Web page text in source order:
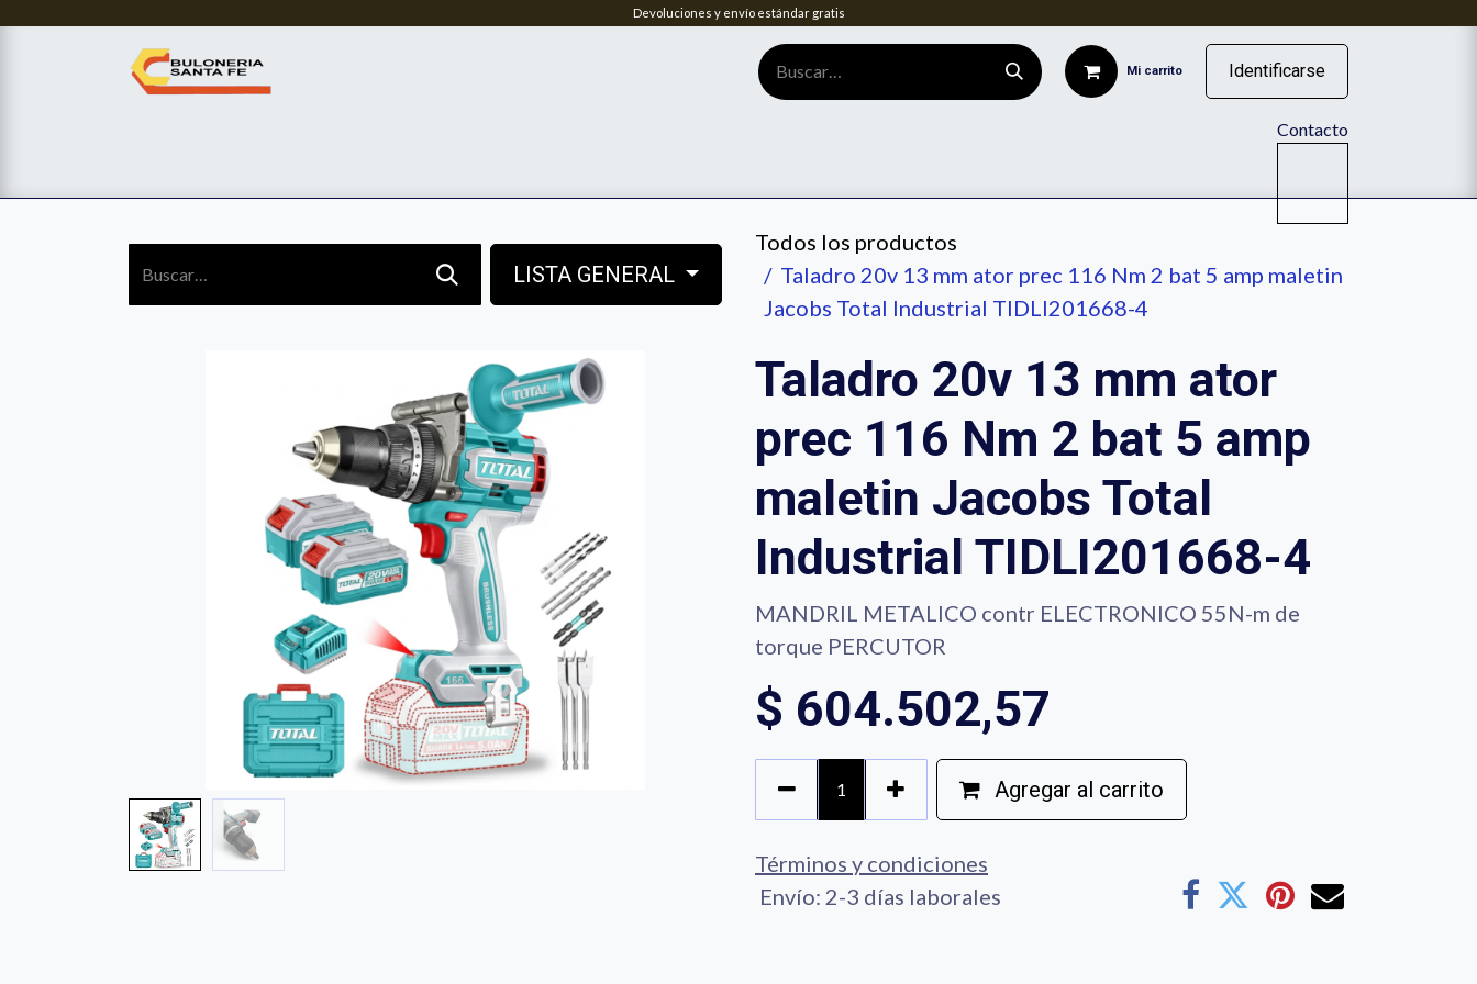
Devoluciones y envío estándar gratis
Mi carrito Identificarse
Contacto
LISTA GENERAL
Todos los productos
Taladro 20v 13 mm ator prec 116 Nm 2 bat 5 amp maletin
Jacobs Total Industrial TIDLI201668-4
Taladro 20v 13 mm ator
prec 116 Nm 2 bat 5 amp
maletin Jacobs Total
Industrial TIDLI201668-4
MANDRIL METALICO contr ELECTRONICO 55N-m de
torque PERCUTOR
$ 604.502,57
Agregar al carrito
Términos y condiciones
Envío: 2-3 días laborales